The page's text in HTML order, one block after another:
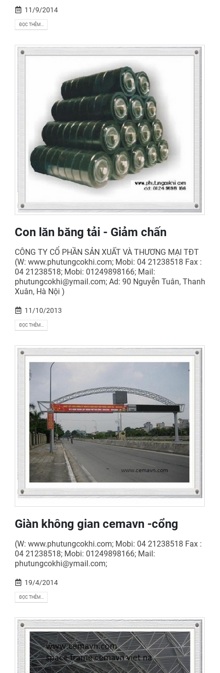
11/9/2014
ĐỌC THÊM...
Con lăn băng tải - Giảm chấn
CÔNG TY CỔ PHẦN SẢN XUẤT VÀ THƯƠNG MẠI TĐT
(W: www.phutungcokhi.com; Mobi: 04 21238518 Fax :
04 21238518; Mobi: 01249898166; Mail:
phutungcokhi@ymail.com; Ad: 90 Nguyễn Tuân, Thanh
Xuân, Hà Nội )
11/10/2013
ĐỌC THÊM...
Giàn không gian cemavn -cổng
(W: www.phutungcokhi.com; Mobi: 04 21238518 Fax :
04 21238518; Mobi: 01249898166; Mail:
phutungcokhi@ymail.com;
19/4/2014
ĐỌC THÊM...